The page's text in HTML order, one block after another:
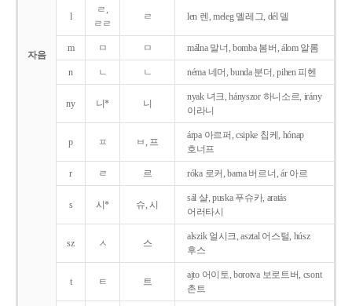
자음
l
ㄹ,
ㄹㄹ
ㄹ len 렌, meleg 멜레그, dél 델
m ㅁ ㅁ málna 말너, bomba 봄버, álom 알롬
n ㄴ ㄴ néma 네머, bunda 분더, pihen 피헨
ny 니* 니
nyak 녀크, hányszor 하니소르, irány
이라니
p ㅍ ㅂ, 프
árpa 아르퍼, csipke 칩케, hónap
호너프
r ㄹ 르 róka 로커, barna 버르너, ár 아르
s 시* 슈, 시
sál 샬, puska 푸슈카, aratás
어러타시
sz ㅅ 스
alszik 얼시크, asztal 어스털, húsz
후스
t ㅌ 트
ajto 어이토, borotva 보로트버, csont
촌트